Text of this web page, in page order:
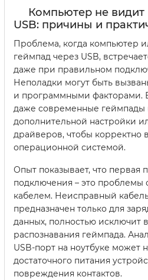
Компьютер не видит
USB: причины и
Проблема, когда компьютер
геймпад через USB,
даже при правильном
Неполадки могут быть
и программными факторами.
даже современные геймпады
дополнительной настройки
драйверов, чтобы корректно
операционной системой.
Опыт показывает, что первая
подключения – это проблемы
кабелем. Неисправный
предназначен только для
данных, полностью исключит
распознавания геймпада.
USB-порт на ноутбуке может
достаточного питания
повреждения контактов.